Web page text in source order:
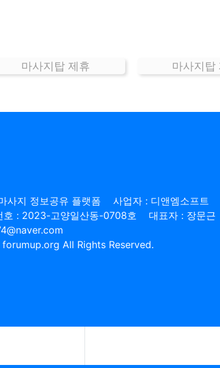
마사지탑 제휴 마사지탑
사지 정보공유 플랫폼
사업자 : 디앤엠소프트
호 : 2023-고양일산동-0708호
대표자 : 장문근
All Rights Reserved.